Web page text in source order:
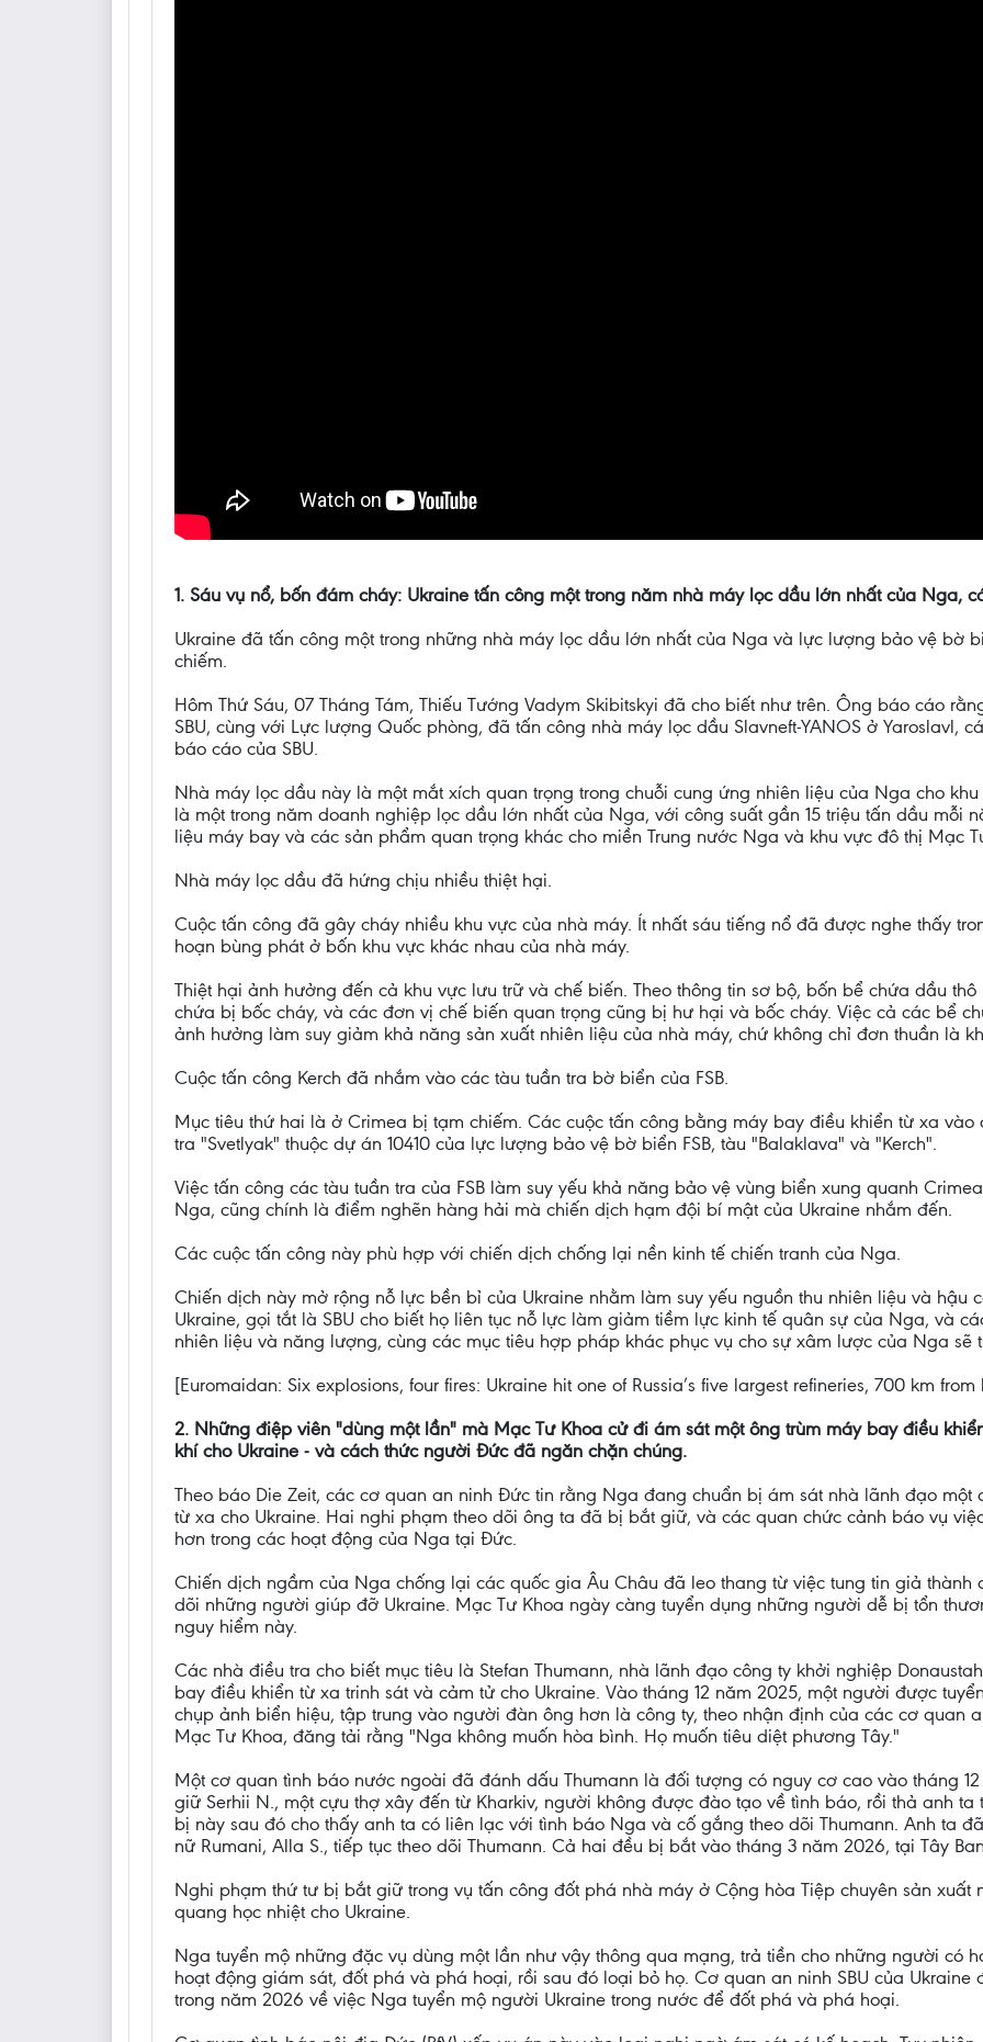
1. Sáu vụ nổ, bốn đám cháy: Ukraine tấn công một trong năm nhà máy lọc dầu lớn nhất của Nga,
Ukraine đã tấn công một trong những nhà máy lọc dầu lớn nhất của Nga và lực lượng bảo vệ bờ
chiếm.
Hôm Thứ Sáu, 07 Tháng Tám, Thiếu Tướng Vadym Skibitskyi đã cho biết như trên. Ông báo cáo
SBU, cùng với Lực lượng Quốc phòng, đã tấn công nhà máy lọc dầu Slavneft-YANOS ở Yaroslavl,
báo cáo của SBU.
Nhà máy lọc dầu này là một mắt xích quan trọng trong chuỗi cung ứng nhiên liệu của Nga cho
là một trong năm doanh nghiệp lọc dầu lớn nhất của Nga, với công suất gần 15 triệu tấn dầu mỗi
liệu máy bay và các sản phẩm quan trọng khác cho miền Trung nước Nga và khu vực đô thị Mạc
Nhà máy lọc dầu đã hứng chịu nhiều thiệt hại.
Cuộc tấn công đã gây cháy nhiều khu vực của nhà máy. Ít nhất sáu tiếng nổ đã được nghe thấy
hoạn bùng phát ở bốn khu vực khác nhau của nhà máy.
Thiệt hại ảnh hưởng đến cả khu vực lưu trữ và chế biến. Theo thông tin sơ bộ, bốn bể chứa dầu
chứa bị bốc cháy, và các đơn vị chế biến quan trọng cũng bị hư hại và bốc cháy. Việc cả các bể
ảnh hưởng làm suy giảm khả năng sản xuất nhiên liệu của nhà máy, chứ không chỉ đơn thuần là
Cuộc tấn công Kerch đã nhắm vào các tàu tuần tra bờ biển của FSB.
Mục tiêu thứ hai là ở Crimea bị tạm chiếm. Các cuộc tấn công bằng máy bay điều khiển từ xa
tra "Svetlyak" thuộc dự án 10410 của lực lượng bảo vệ bờ biển FSB, tàu "Balaklava" và "Kerch".
Việc tấn công các tàu tuần tra của FSB làm suy yếu khả năng bảo vệ vùng biển xung quanh
Nga, cũng chính là điểm nghẽn hàng hải mà chiến dịch hạm đội bí mật của Ukraine nhắm đến.
Các cuộc tấn công này phù hợp với chiến dịch chống lại nền kinh tế chiến tranh của Nga.
Chiến dịch này mở rộng nỗ lực bền bỉ của Ukraine nhằm làm suy yếu nguồn thu nhiên liệu và hậu
Ukraine, gọi tắt là SBU cho biết họ liên tục nỗ lực làm giảm tiềm lực kinh tế quân sự của Nga, và
nhiên liệu và năng lượng, cùng các mục tiêu hợp pháp khác phục vụ cho sự xâm lược của Nga sẽ
[Euromaidan: Six explosions, four fires: Ukraine hit one of Russia’s five largest refineries, 700 km
2. Những điệp viên "dùng một lần" mà Mạc Tư Khoa cử đi ám sát một ông trùm máy bay điều
khí cho Ukraine - và cách thức người Đức đã ngăn chặn chúng.
Theo báo Die Zeit, các cơ quan an ninh Đức tin rằng Nga đang chuẩn bị ám sát nhà lãnh đạo một
từ xa cho Ukraine. Hai nghi phạm theo dõi ông ta đã bị bắt giữ, và các quan chức cảnh báo vụ
hơn trong các hoạt động của Nga tại Đức.
Chiến dịch ngầm của Nga chống lại các quốc gia Âu Châu đã leo thang từ việc tung tin giả thành
dõi những người giúp đỡ Ukraine. Mạc Tư Khoa ngày càng tuyển dụng những người dễ bị tổn
nguy hiểm này.
Các nhà điều tra cho biết mục tiêu là Stefan Thumann, nhà lãnh đạo công ty khởi nghiệp
bay điều khiển từ xa trinh sát và cảm tử cho Ukraine. Vào tháng 12 năm 2025, một người được
chụp ảnh biển hiệu, tập trung vào người đàn ông hơn là công ty, theo nhận định của các cơ quan
Mạc Tư Khoa, đăng tải rằng "Nga không muốn hòa bình. Họ muốn tiêu diệt phương Tây."
Một cơ quan tình báo nước ngoài đã đánh dấu Thumann là đối tượng có nguy cơ cao vào tháng
giữ Serhii N., một cựu thợ xây đến từ Kharkiv, người không được đào tạo về tình báo, rồi thả anh
bị này sau đó cho thấy anh ta có liên lạc với tình báo Nga và cố gắng theo dõi Thumann. Anh ta
nữ Rumani, Alla S., tiếp tục theo dõi Thumann. Cả hai đều bị bắt vào tháng 3 năm 2026, tại Tây
Nghi phạm thứ tư bị bắt giữ trong vụ tấn công đốt phá nhà máy ở Cộng hòa Tiệp chuyên sản xuất
quang học nhiệt cho Ukraine.
Nga tuyển mộ những đặc vụ dùng một lần như vậy thông qua mạng, trả tiền cho những người có
hoạt động giám sát, đốt phá và phá hoại, rồi sau đó loại bỏ họ. Cơ quan an ninh SBU của
trong năm 2026 về việc Nga tuyển mộ người Ukraine trong nước để đốt phá và phá hoại.